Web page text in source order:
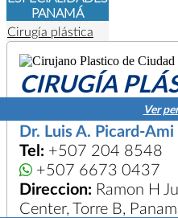
PANAMÁ
Cirugía plástica
CIRUGÍA
Ver
Dr. Luis A. Picard-Ami
Tel: +507 204 8548
+507 6673 0437
Direccion: Ramon H
Center, Torre B,